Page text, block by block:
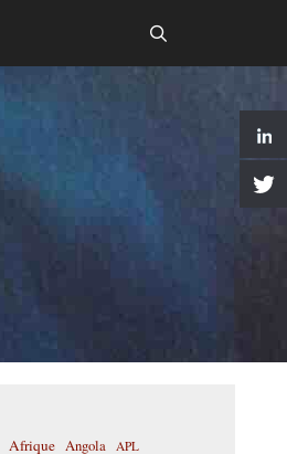
Afrique Angola APL